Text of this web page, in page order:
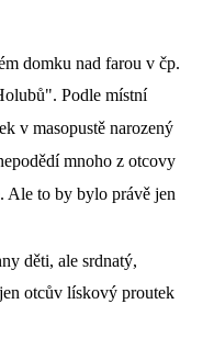
podpory
17. 7. 2026|Nahoru ↑
domku nad farou v čp.
Podle místní
v masopustě narozený
mnoho z otcovy
Ale to by bylo právě jen
děti, ale srdnatý,
otcův lískový proutek